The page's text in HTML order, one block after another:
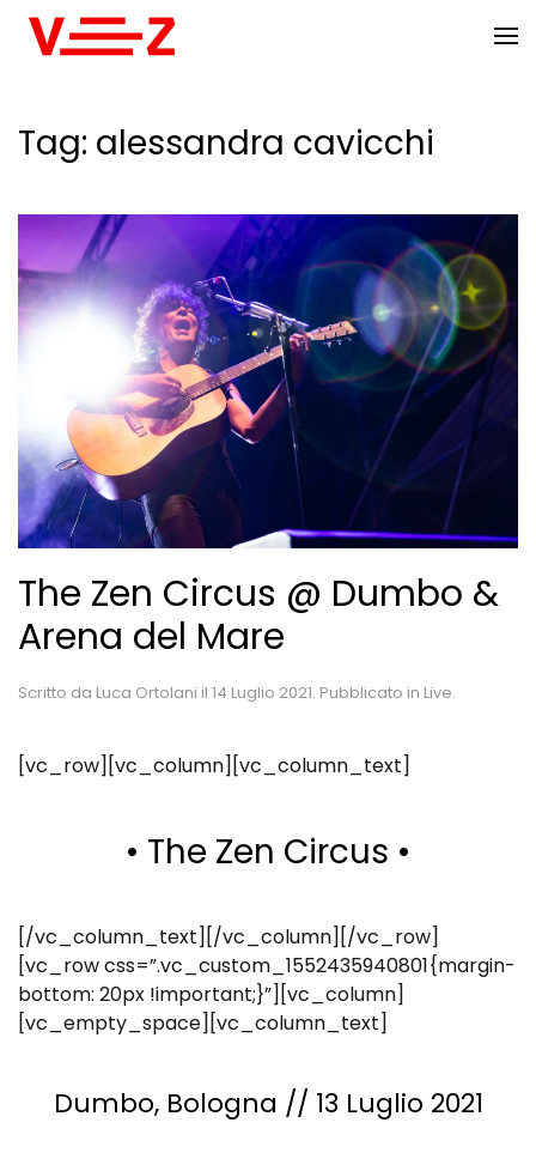
Tag: alessandra cavicchi
The Zen Circus @ Dumbo &
Arena del Mare
Scritto da Luca Ortolani il 14 Luglio 2021. Pubblicato in Live.
[vc_row][vc_column][vc_column_text]
• The Zen Circus •
[/vc_column_text][/vc_column][/vc_row]
[vc_row css=”.vc_custom_1552435940801{margin-
bottom: 20px !important;}”][vc_column]
[vc_empty_space][vc_column_text]
Dumbo, Bologna // 13 Luglio 2021